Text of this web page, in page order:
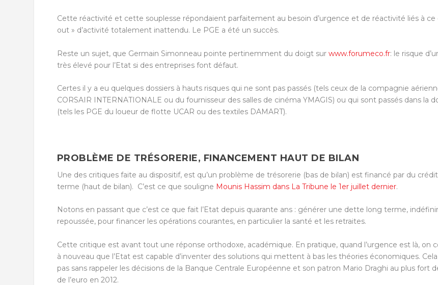
Cette réactivité et cette souplesse répondaient parfaitement au besoin d’urgence et de réactivité liés à ce
out » d’activité totalement inattendu. Le PGE a été un succès.
Reste un sujet, que Germain Simonneau pointe pertinemment du doigt sur www.forumeco.fr: le risque
très élevé pour l’Etat si des entreprises font défaut.
Certes il y a eu quelques dossiers à hauts risques qui ne sont pas passés (tels ceux de la compagnie
CORSAIR INTERNATIONALE ou du fournisseur des salles de cinéma YMAGIS) ou qui sont passés dans la
(tels les PGE du loueur de flotte UCAR ou des textiles DAMART).
PROBLÈME DE TRÉSORERIE, FINANCEMENT HAUT DE BILAN
Une des critiques faite au dispositif, est qu’un problème de trésorerie (bas de bilan) est financé par du
terme (haut de bilan). C’est ce que souligne Mounis Hassim dans La Tribune le 1erjuillet dernier.
Notons en passant que c’est ce que fait l’Etat depuis quarante ans : générer une dette long terme,
repoussée, pour financer les opérations courantes, en particulier la santé et les retraites.
Cette critique est avant tout une réponse orthodoxe, académique. En pratique, quand l’urgence est là, on
à nouveau que l’Etat est capable d’inventer des solutions qui mettent à bas les théories économiques. Cela
pas sans rappeler les décisions de la Banque Centrale Européenne et son patron Mario Draghi au plus fort
de l’euro en 2012.